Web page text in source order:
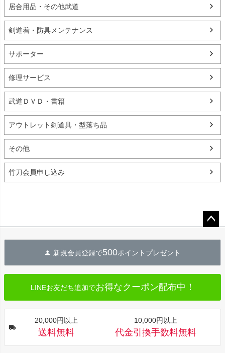
居合用品・その他武道
剣道着・防具メンテナンス
サポーター
修理サービス
武道ＤＶＤ・書籍
アウトレット剣道具・型落ち品
その他
竹刀会員申し込み
へ
新規会員登録で500ポイントプレゼント
LINEお友だち追加でお得なクーポン配布中！
20,000円以上
送料無料
10,000円以上
代金引換手数料無料